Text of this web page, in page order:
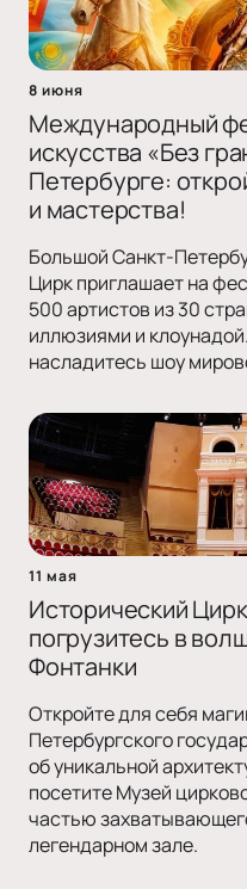
8 июня
Международный
искусства «Без
Петербурге:
и мастерства!
Большой Санкт-
Цирк приглашает на
500 артистов из 30
иллюзиями и
насладитесь шоу
11 мая
Исторический
погрузитесь в
Фонтанки
Откройте для себя
Петербургского
об уникальной
посетите Музей
частью
легендарном зале.